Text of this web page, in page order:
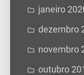
janeiro
dezembro
novembro
outubro